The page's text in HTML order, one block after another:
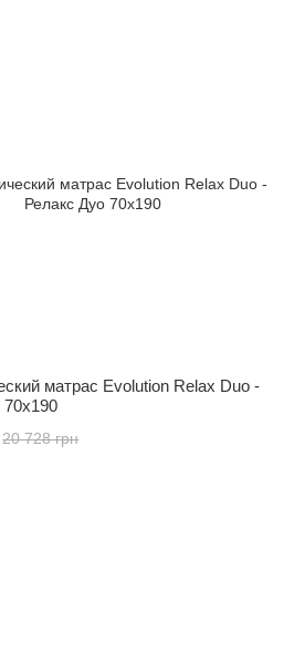
матрас Evolution Relax Duo -
70x190
20 728 грн